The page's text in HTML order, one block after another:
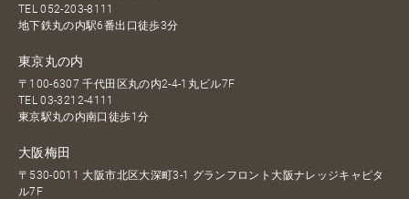
TEL052-203-8111
地下鉄丸の内駅6番出口徒歩3分
東京丸の内
〒100-6307 千代田区丸の内2-4-1丸ビル7F
TEL03-3212-4111
東京駅丸の内南口徒歩1分
大阪梅田
〒530-0011 大阪市北区大深町3-1 グランフロント大阪ナレッジキャピタ
ル7F